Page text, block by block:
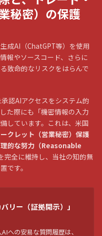
秘密）の保護
成AI（ChatGPT等）を使用
報やソースコード、さらに
致命的なリスクをはらんで
認AIアクセスをシステム的
た際にも「機密情報の入力
しています。これは、米国
クレット（営業秘密）保護
的な努力（Reasonable
完全に維持し、当社の知的無
です。
リー（証拠開示）」
への安易な質問履歴は、